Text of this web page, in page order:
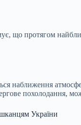
що протягом
наближення
похолодання,
України